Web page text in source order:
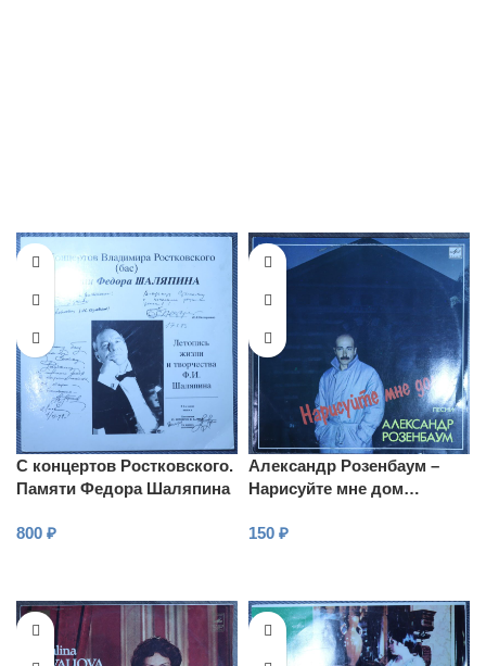
С концертов Ростковского.
Памяти Федора Шаляпина
800 ₽
Александр Розенбаум –
Нарисуйте мне дом…
150 ₽